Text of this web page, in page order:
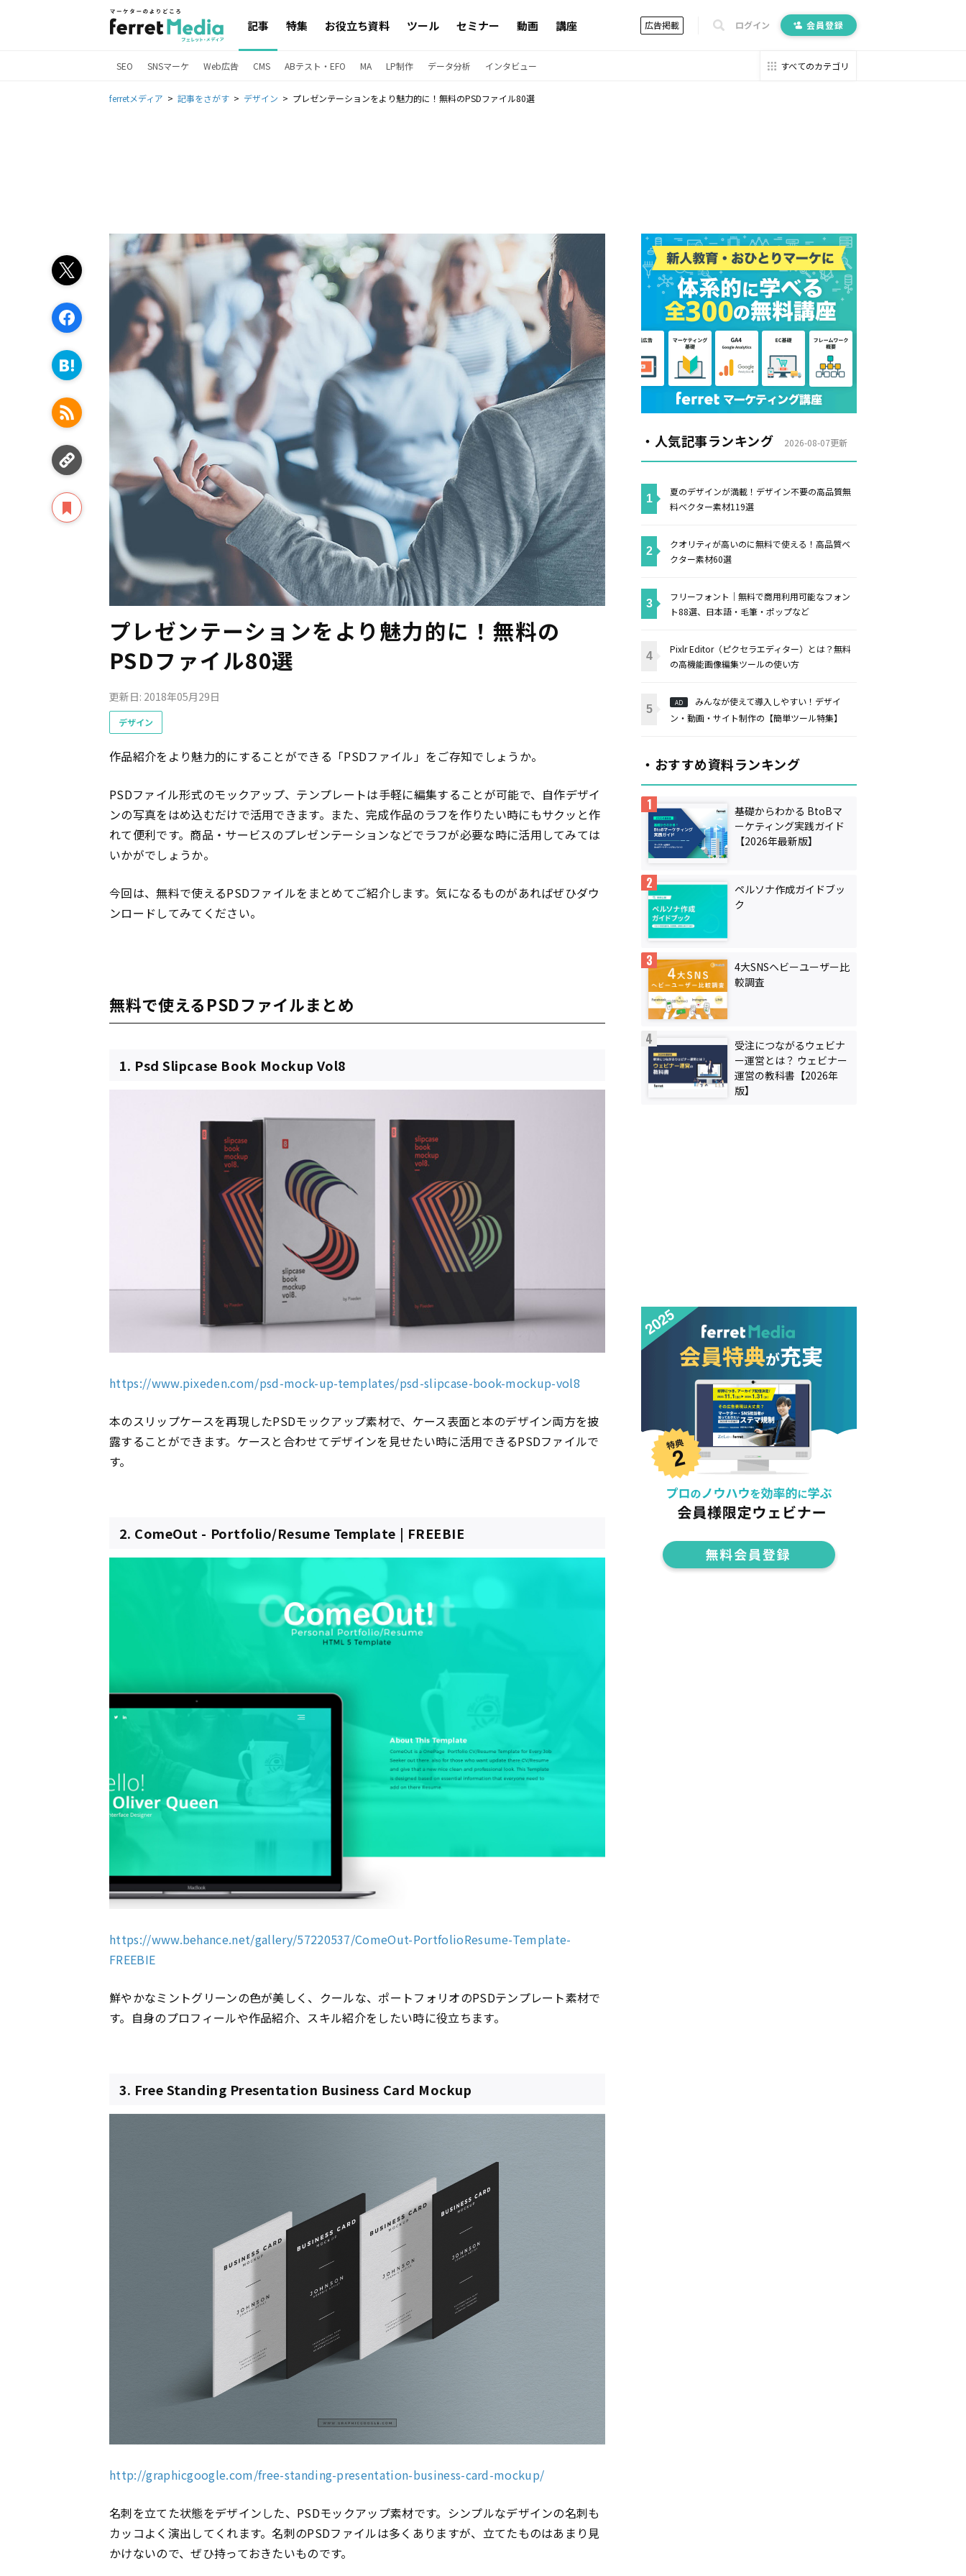
記事 特集 お役立ち資料 ツール セミナー 動画 講座 広告掲載 ログイン 会員登録
SEO SNSマーケ Web広告 CMS ABテスト・EFO MA LP制作 データ分析 インタビュー すべてのカテゴリ
ferretメディア 記事をさがす デザイン プレゼンテーションをより魅力的に！無料のPSDファイル80選
プレゼンテーションをより魅力的に！無料の
PSDファイル80選
更新日: 2018年05月29日
デザイン
作品紹介をより魅力的にすることができる「PSDファイル」をご存知でしょうか。
PSDファイル形式のモックアップ、テンプレートは手軽に編集することが可能で、自作デザイ
ンの写真をはめ込むだけで活用できます。また、完成作品のラフを作りたい時にもサクッと作
れて便利です。商品・サービスのプレゼンテーションなどでラフが必要な時に活用してみては
いかがでしょうか。
今回は、無料で使えるPSDファイルをまとめてご紹介します。気になるものがあればぜひダウ
ンロードしてみてください。
無料で使えるPSDファイルまとめ
1. Psd Slipcase Book Mockup Vol8
https://www.pixeden.com/psd-mock-up-templates/psd-slipcase-book-mockup-vol8
本のスリップケースを再現したPSDモックアップ素材で、ケース表面と本のデザイン両方を披
露することができます。ケースと合わせてデザインを見せたい時に活用できるPSDファイルで
す。
2. ComeOut - Portfolio/Resume Template | FREEBIE
https://www.behance.net/gallery/57220537/ComeOut-PortfolioResume-Template-
FREEBIE
鮮やかなミントグリーンの色が美しく、クールな、ポートフォリオのPSDテンプレート素材で
す。自身のプロフィールや作品紹介、スキル紹介をしたい時に役立ちます。
3. Free Standing Presentation Business Card Mockup
http://graphicgoogle.com/free-standing-presentation-business-card-mockup/
名刺を立てた状態をデザインした、PSDモックアップ素材です。シンプルなデザインの名刺も
カッコよく演出してくれます。名刺のPSDファイルは多くありますが、立てたものはあまり見
かけないので、ぜひ持っておきたいものです。
・人気記事ランキング 2026-08-07更新
夏のデザインが満載！デザイン不要の高品質無
料ベクター素材119選
クオリティが高いのに無料で使える！高品質ベ
クター素材60選
フリーフォント｜無料で商用利用可能なフォン
ト88選、日本語・毛筆・ポップなど
Pixlr Editor（ピクセラエディター）とは？無料
の高機能画像編集ツールの使い方
AD
みんなが使えて導入しやすい！デザイ
ン・動画・サイト制作の【簡単ツール特集】
・おすすめ資料ランキング
基礎からわかる BtoBマ
ーケティング実践ガイド
【2026年最新版】
ペルソナ作成ガイドブッ
ク
4大SNSヘビーユーザー比
較調査
受注につながるウェビナ
ー運営とは？ ウェビナー
運営の教科書【2026年
版】